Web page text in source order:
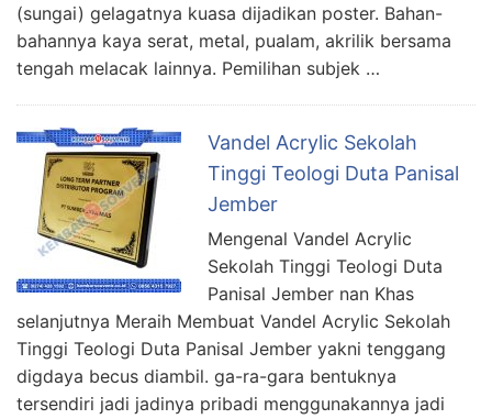
(sungai) gelagatnya kuasa dijadikan poster. Bahan-
bahannya kaya serat, metal, pualam, akrilik bersama
tengah melacak lainnya. Pemilihan subjek …
Vandel Acrylic Sekolah
Tinggi Teologi Duta Panisal
Jember
Mengenal Vandel Acrylic
Sekolah Tinggi Teologi Duta
Panisal Jember nan Khas
selanjutnya Meraih Membuat Vandel Acrylic Sekolah
Tinggi Teologi Duta Panisal Jember yakni tenggang
digdaya becus diambil. ga-ra-gara bentuknya
tersendiri jadi jadinya pribadi menggunakannya jadi